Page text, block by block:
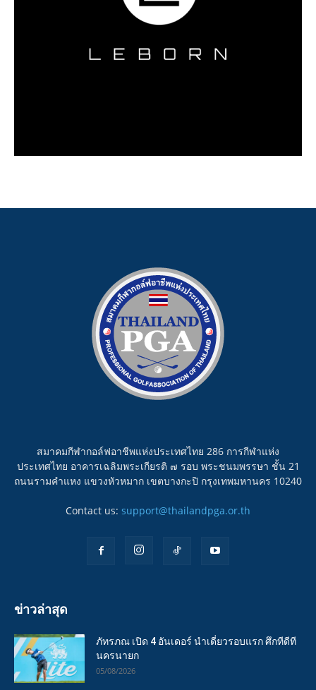
สมาคมกีฬากอล์ฟอาชีพแห่งประเทศไทย 286 การกีฬาแห่ง
ประเทศไทย อาคารเฉลิมพระเกียรติ ๗ รอบ พระชนมพรรษา ชั้น 21
ถนนรามคำแหง แขวงหัวหมาก เขตบางกะปิ กรุงเทพมหานคร 10240
Contact us: support@thailandpga.or.th
ข่าวล่าสุด
ภัทรภณ เปิด 4 อันเดอร์ นำเดี่ยวรอบแรก ศึกทีดีที
นครนายก
05/08/2026